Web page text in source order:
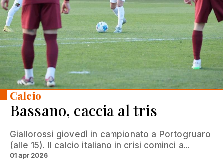
Calcio
Bassano, caccia al tris
Giallorossi giovedì in campionato a Portogruaro
(alle 15). Il calcio italiano in crisi cominci a...
01 apr 2026